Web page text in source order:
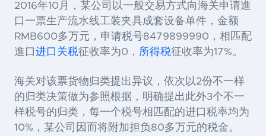
2016年10月，某公司以一般交易方式向海关申请進
口一票生产流水线工装夹具成套设备单件，金额
RMB600多万元，申请税号8479899990，相匹配
進口 进口关税征收率为0， 所得税征收率为17%。
海关对该票货物归类提出异议，依次以2份不一样
的归类决策做为参照根据，明确提出此外3个不一
样税号的归类，每一个税号相匹配的进口税率均为
10%，某公司因而将附加担负80多万元的税金。